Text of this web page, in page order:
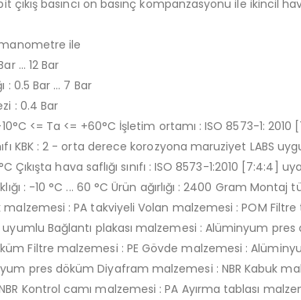
çıkış basıncı ön basınç kompanzasyonu ile ikincil
ile
… 12 Bar
: 0.5 Bar … 7 Bar
: 0.4 Bar
10°C <= Ta <= +60°C İşletim ortamı : ISO 8573-1:
KBK : 2 - orta derece korozyona maruziyet LABS
Çıkışta hava saflığı sınıfı : ISO 8573-1:2010 [7:4:4]
: -10 °C ... 60 °C Ürün ağırlığı : 2400 Gram
malzemesi : PA takviyeli Volan malzemesi : POM
uyumlu Bağlantı plakası malzemesi : Alüminyum
Filtre malzemesi : PE Gövde malzemesi :
pres döküm Diyafram malzemesi : NBR Kabuk
Kontrol camı malzemesi : PA Ayırma tablası